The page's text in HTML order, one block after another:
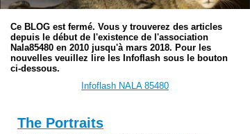
Ce BLOG est fermé. Vous y trouverez des articles
depuis le début de l'existence de l'association
Nala85480 en 2010 jusqu'à mars 2018. Pour les
nouvelles veuillez lire les Infoflash sous le bouton
ci-dessous.
Infoflash NALA 85480
The Portraits